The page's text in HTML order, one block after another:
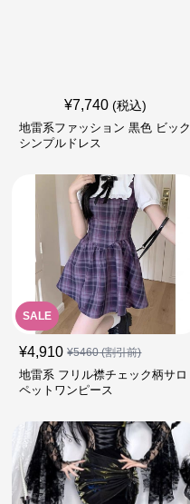
¥7,740 (税込)
地雷系ファッション 黒色 ビック
シンプルドレス
SALE
¥4,910 ¥5460(割引前)
地雷系 フリル襟チェック柄サロ
ペットワンピース